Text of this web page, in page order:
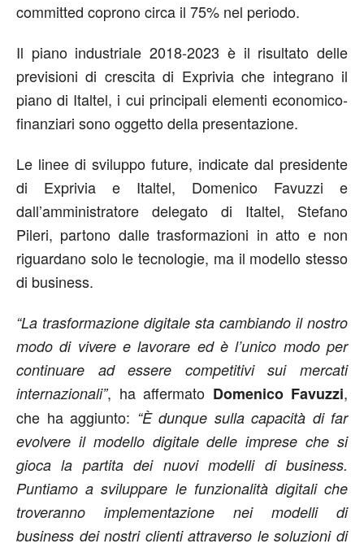
committed coprono circa il 75% nel periodo.
Il piano industriale 2018-2023 è il risultato delle
previsioni di crescita di Exprivia che integrano il
piano di Italtel, i cui principali elementi economico-
finanziari sono oggetto della presentazione.
Le linee di sviluppo future, indicate dal presidente
di Exprivia e Italtel, Domenico Favuzzi e
dall’amministratore delegato di Italtel, Stefano
Pileri, partono dalle trasformazioni in atto e non
riguardano solo le tecnologie, ma il modello stesso
di business.
“La trasformazione digitale sta cambiando il nostro
modo di vivere e lavorare ed è l’unico modo per
continuare ad essere competitivi sui mercati
internazionali”, ha affermato Domenico Favuzzi,
che ha aggiunto: “È dunque sulla capacità di far
evolvere il modello digitale delle imprese che si
gioca la partita dei nuovi modelli di business.
Puntiamo a sviluppare le funzionalità digitali che
troveranno implementazione nei modelli di
business dei nostri clienti attraverso le soluzioni di